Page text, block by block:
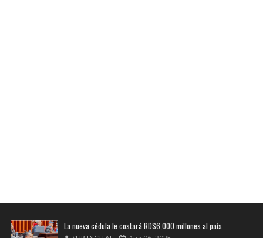
La nueva cédula le costará RD$6,000 millones al país